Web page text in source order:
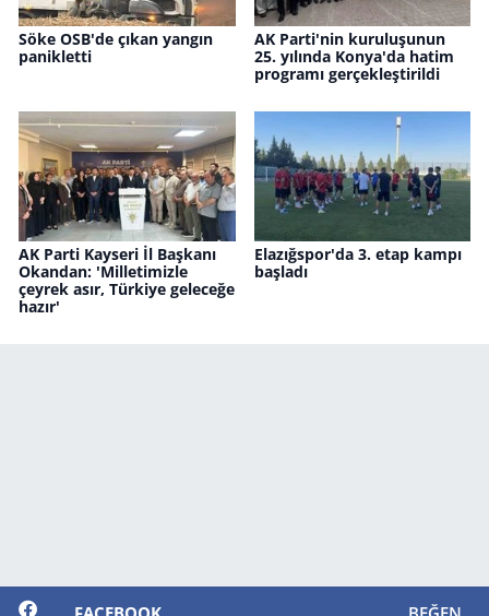
Söke OSB'de çıkan yangın
panikletti
AK Parti'nin kuruluşunun
25. yılında Konya'da hatim
programı gerçekleştirildi
AK Parti Kayseri İl Başkanı
Okandan: 'Milletimizle
çeyrek asır, Türkiye geleceğe
hazır'
Elazığspor'da 3. etap kampı
başladı